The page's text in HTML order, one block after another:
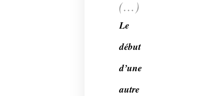
(…)
Le
début
d’une
autre